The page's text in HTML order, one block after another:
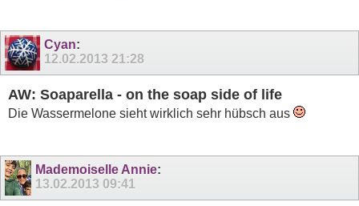
Cyan:
12.02.2013 21:28
AW: Soaparella - on the soap side of life
Die Wassermelone sieht wirklich sehr hübsch aus
Mademoiselle Annie:
13.02.2013 09:41